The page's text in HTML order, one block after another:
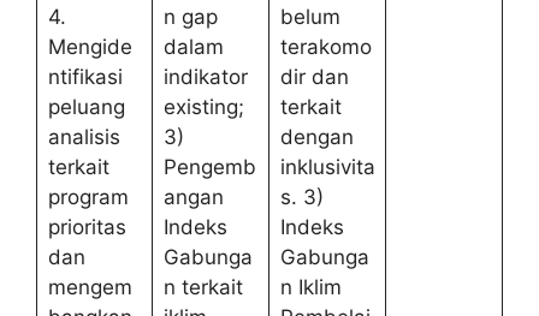
4.
Mengide
ntifikasi
peluang
analisis
terkait
program
prioritas
dan
mengem
n gap
dalam
indikator
existing;
3)
Pengemb
angan
Indeks
Gabunga
n terkait
belum
terakomo
dir dan
terkait
dengan
inklusivita
s. 3)
Indeks
Gabunga
n Iklim